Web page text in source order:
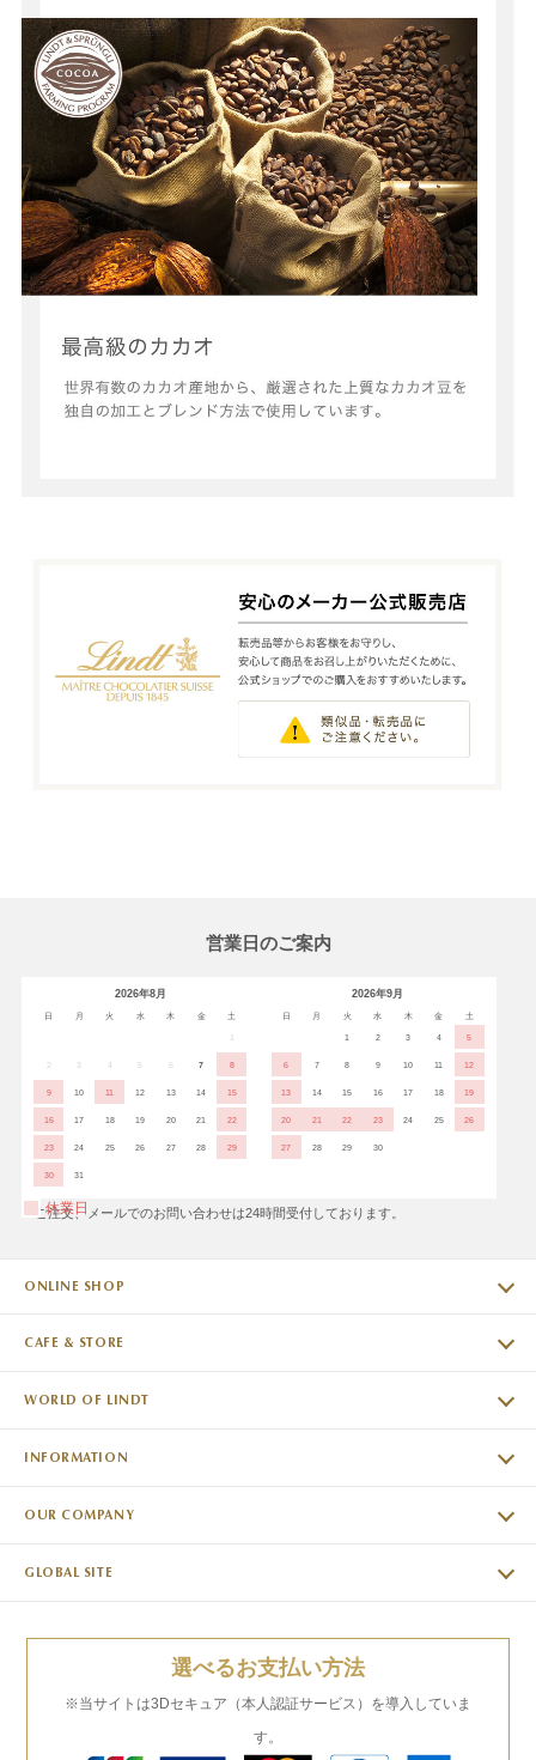
営業日のご案内
2026年8月
日 月 火 水 木 金 土
1
2 3 4 5 6 7 8
9 10 11 12 13 14 15
16 17 18 19 20 21 22
23 24 25 26 27 28 29
30 31
2026年9月
日 月 火 水 木 金 土
1 2 3 4 5
6 7 8 9 10 11 12
13 14 15 16 17 18 19
20 21 22 23 24 25 26
27 28 29 30
休業日
※ご注文、メールでのお問い合わせは24時間受付しております。
ONLINE SHOP
CAFE & STORE
WORLD OF LINDT
INFORMATION
OUR COMPANY
GLOBAL SITE
選べるお支払い方法
※当サイトは3Dセキュア（本人認証サービス）を導入していま
す。